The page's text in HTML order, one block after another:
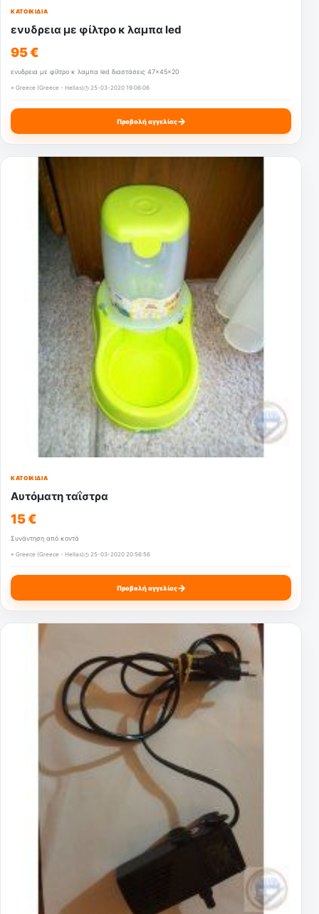
ΚΑΤΟΙΚΊΔΙΑ
ενυδρεια με φίλτρο κ λαμπα led
95 €
ενυδρεια με φίλτρο κ λαμπα led διαστάσεις 47x45x20
⌖ Greece (Greece - Hellas)◷ 25-03-2020 19:06:06
Προβολή αγγελίας→
ΚΑΤΟΙΚΊΔΙΑ
Αυτόματη ταΐστρα
15 €
Συνάντηση από κοντά
⌖ Greece (Greece - Hellas)◷ 25-03-2020 20:56:56
Προβολή αγγελίας→